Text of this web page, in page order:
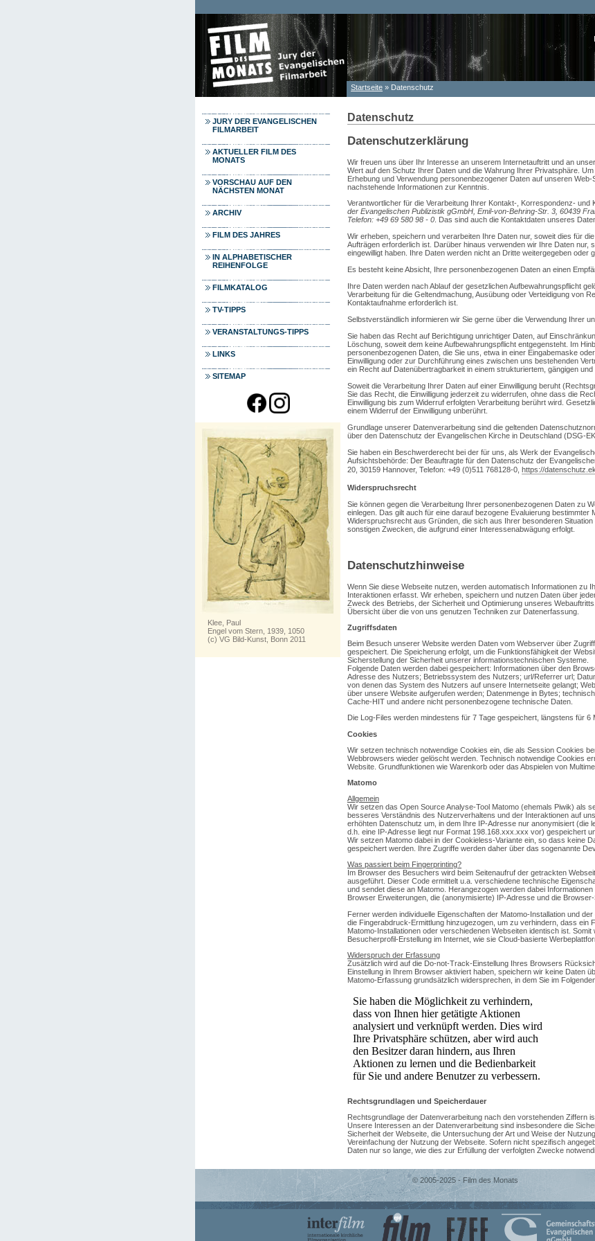
Sie sind hier
Startseite » Datenschutz
JURY DER EVANGELISCHEN
FILMARBEIT
AKTUELLER FILM DES
MONATS
VORSCHAU AUF DEN
NÄCHSTEN MONAT
ARCHIV
FILM DES JAHRES
IN ALPHABETISCHER
REIHENFOLGE
FILMKATALOG
TV-TIPPS
VERANSTALTUNGS-TIPPS
LINKS
SITEMAP
Klee, Paul
Engel vom Stern, 1939, 1050
(c) VG Bild-Kunst, Bonn 2011
Datenschutz
Datenschutzerklärung
Wir freuen uns über Ihr Interesse an unserem Internetauftritt und an
Wert auf den Schutz Ihrer Daten und die Wahrung Ihrer Privatsphäre.
Erhebung und Verwendung personenbezogener Daten auf unseren
nachstehende Informationen zur Kenntnis.
Verantwortlicher für die Verarbeitung Ihrer Kontakt-, Korrespondenz- und
der Evangelischen Publizistik gGmbH, Emil-von-Behring-Str. 3, 60439
Telefon: +49 69 580 98 - 0 . Das sind auch die Kontaktdaten unseres
Wir erheben, speichern und verarbeiten Ihre Daten nur, soweit dies für
Aufträgen erforderlich ist. Darüber hinaus verwenden wir Ihre Daten nur,
eingewilligt haben. Ihre Daten werden nicht an Dritte weitergegeben oder
Es besteht keine Absicht, Ihre personenbezogenen Daten an einen
Ihre Daten werden nach Ablauf der gesetzlichen Aufbewahrungspflicht
Verarbeitung für die Geltendmachung, Ausübung oder Verteidigung von
Kontaktaufnahme erforderlich ist.
Selbstverständlich informieren wir Sie gerne über die Verwendung Ihrer
Sie haben das Recht auf Berichtigung unrichtiger Daten, auf
Löschung, soweit dem keine Aufbewahrungspflicht entgegensteht. Im
personenbezogenen Daten, die Sie uns, etwa in einer Eingabemaske
Einwilligung oder zur Durchführung eines zwischen uns bestehenden
ein Recht auf Datenübertragbarkeit in einem strukturiertem, gängigen
Soweit die Verarbeitung Ihrer Daten auf einer Einwilligung beruht
Sie das Recht, die Einwilligung jederzeit zu widerrufen, ohne dass die
Einwilligung bis zum Widerruf erfolgten Verarbeitung berührt wird.
einem Widerruf der Einwilligung unberührt.
Grundlage unserer Datenverarbeitung sind die geltenden
über den Datenschutz der Evangelischen Kirche in Deutschland (DSG-
Sie haben ein Beschwerderecht bei der für uns, als Werk der
Aufsichtsbehörde: Der Beauftragte für den Datenschutz der
20, 30159 Hannover, Telefon: +49 (0)511 768128-0, https://
Widerspruchsrecht
Sie können gegen die Verarbeitung Ihrer personenbezogenen Daten zu
einlegen. Das gilt auch für eine darauf bezogene Evaluierung bestimmter
Widerspruchsrecht aus Gründen, die sich aus Ihrer besonderen
sonstigen Zwecken, die aufgrund einer Interessenabwägung erfolgt.
Datenschutzhinweise
Wenn Sie diese Webseite nutzen, werden automatisch Informationen zu
Interaktionen erfasst. Wir erheben, speichern und nutzen Daten über
Zweck des Betriebs, der Sicherheit und Optimierung unseres
Übersicht über die von uns genutzen Techniken zur Datenerfassung.
Zugriffsdaten
Beim Besuch unserer Website werden Daten vom Webserver über
gespeichert. Die Speicherung erfolgt, um die Funktionsfähigkeit der
Sicherstellung der Sicherheit unserer informationstechnischen Systeme.
Folgende Daten werden dabei gespeichert: Informationen über den
Adresse des Nutzers; Betriebssystem des Nutzers; url/Referrer url;
von denen das System des Nutzers auf unsere Internetseite gelangt;
über unsere Website aufgerufen werden; Datenmenge in Bytes;
Cache-HIT und andere nicht personenbezogene technische Daten.
Die Log-Files werden mindestens für 7 Tage gespeichert, längstens für 6
Cookies
Wir setzen technisch notwendige Cookies ein, die als Session Cookies
Webbrowsers wieder gelöscht werden. Technisch notwendige Cookies
Website. Grundfunktionen wie Warenkorb oder das Abspielen von
Matomo
Allgemein
Wir setzen das Open Source Analyse-Tool Matomo (ehemals Piwik) als
besseres Verständnis des Nutzerverhaltens und der Interaktionen auf
erhöhten Datenschutz um, in dem Ihre IP-Adresse nur anonymisiert (die
d.h. eine IP-Adresse liegt nur Format 198.168.xxx.xxx vor) gespeichert
Wir setzen Matomo dabei in der Cookieless-Variante ein, so dass keine
gespeichert werden. Ihre Zugriffe werden daher über das sogenannte
Was passiert beim Fingerprinting?
Im Browser des Besuchers wird beim Seitenaufruf der getrackten
ausgeführt. Dieser Code ermittelt u.a. verschiedene technische
und sendet diese an Matomo. Herangezogen werden dabei
Browser Erweiterungen, die (anonymisierte) IP-Adresse und die Browser-
Ferner werden individuelle Eigenschaften der Matomo-Installation und
die Fingerabdruck-Ermittlung hinzugezogen, um zu verhindern, dass ein
Matomo-Installationen oder verschiedenen Webseiten identisch ist.
Besucherprofil-Erstellung im Internet, wie sie Cloud-basierte
Widerspruch der Erfassung
Zusätzlich wird auf die Do-not-Track-Einstellung Ihres Browsers
Einstellung in Ihrem Browser aktiviert haben, speichern wir keine Daten
Matomo-Erfassung grundsätzlich widersprechen, in dem Sie im
Rechtsgrundlagen und Speicherdauer
Rechtsgrundlage der Datenverarbeitung nach den vorstehenden Ziffern
Unsere Interessen an der Datenverarbeitung sind insbesondere die
Sicherheit der Webseite, die Untersuchung der Art und Weise der
Vereinfachung der Nutzung der Webseite. Sofern nicht spezifisch
Daten nur so lange, wie dies zur Erfüllung der verfolgten Zwecke
© 2005-2025 - Film des Monats